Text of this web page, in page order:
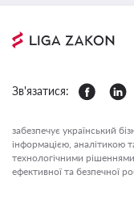
Зв'язатися:
забезпечує український
інформацією, аналітикою
технологічними
ефективної та безпечної